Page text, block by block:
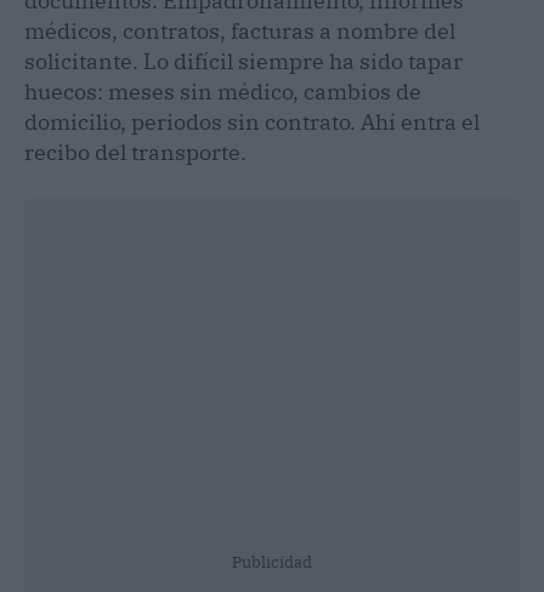
médicos, contratos, facturas a nombre del
solicitante. Lo difícil siempre ha sido tapar
huecos: meses sin médico, cambios de
domicilio, periodos sin contrato. Ahí entra el
recibo del transporte.
Publicidad